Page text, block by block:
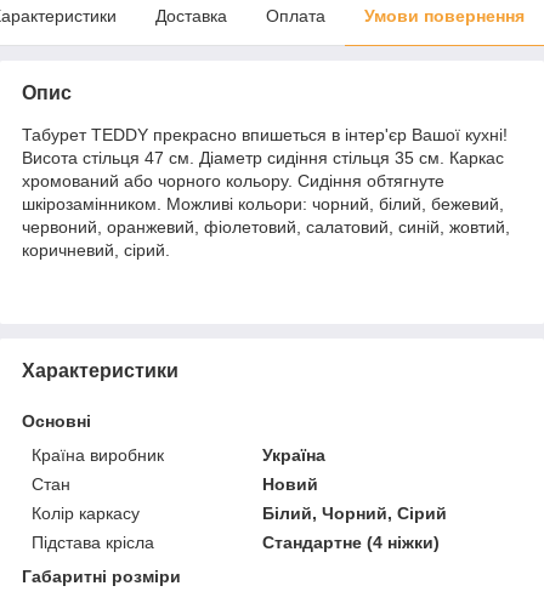
Доставка Оплата Умови повернення
Опис
Табурет TEDDY прекрасно впишеться в інтер'єр Вашої кухні!
Висота стільця 47 см. Діаметр сидіння стільця 35 см. Каркас
хромований або чорного кольору. Сидіння обтягнуте
шкірозамінником. Можливі кольори: чорний, білий, бежевий,
червоний, оранжевий, фіолетовий, салатовий, синій, жовтий,
коричневий, сірий.
Характеристики
Основні
Країна виробник
Україна
Стан
Новий
Колір каркасу
Білий, Чорний, Сірий
Підстава крісла
Стандартне (4 ніжки)
Габаритні розміри